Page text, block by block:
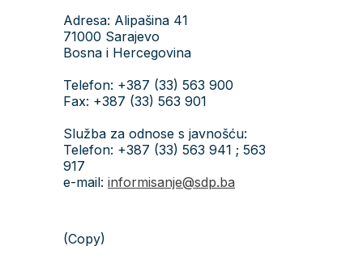
Adresa: Alipašina 41
71000 Sarajevo
Bosna i Hercegovina
Telefon: +387 (33) 563 900
Fax: +387 (33) 563 901
Služba za odnose s javnošću:
Telefon: +387 (33) 563 941 ; 563
917
e-mail: informisanje@sdp.ba
(Copy)